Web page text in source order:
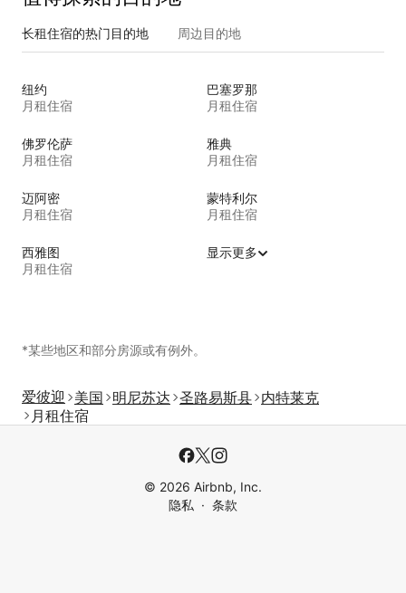
长租住宿的热门目的地 周边目的地
纽约
月租住宿
巴塞罗那
月租住宿
佛罗伦萨
月租住宿
雅典
月租住宿
迈阿密
月租住宿
蒙特利尔
月租住宿
西雅图
月租住宿
显示更多
*某些地区和部分房源或有例外。
爱彼迎 美国 明尼苏达 圣路易斯县 内特莱克
月租住宿
© 2026 Airbnb, Inc.
隐私
条款